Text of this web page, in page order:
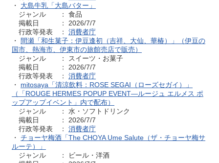
・ 大島牛乳「大島バター」
ジャンル ： 食品
掲載日 ： 2026/7/7
行政等発表 ： 消費者庁
・ 間瀬「和生菓子：伊豆逢初（吉祥、大仙、華椿）」（伊豆の
国市、熱海市、伊東市の旅館売店で販売）
ジャンル ： スイーツ・お菓子
掲載日 ： 2026/7/7
行政等発表 ： 消費者庁
・ mitosaya「清涼飲料：ROSE SEGAI（ローズセガイ）」
（「ROUGE HERMES POPUP EVENT―ルージュ エルメス ポ
ップアップイベント」内で配布）
ジャンル ： 水・ソフトドリンク
掲載日 ： 2026/7/7
行政等発表 ： 消費者庁
・ チョーヤ梅酒「The CHOYA Ume Salute（ザ・チョーヤ梅サ
ルーテ）」
ジャンル ： ビール・洋酒